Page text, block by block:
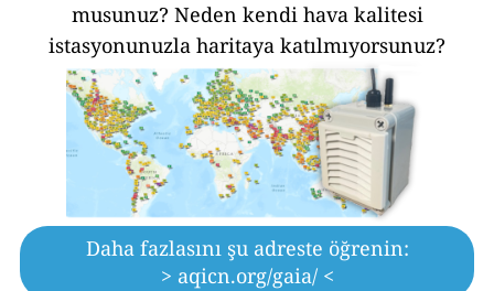
musunuz? Neden kendi hava kalitesi
istasyonunuzla haritaya katılmıyorsunuz?
Daha fazlasını şu adreste öğrenin:
> aqicn.org/gaia/ <